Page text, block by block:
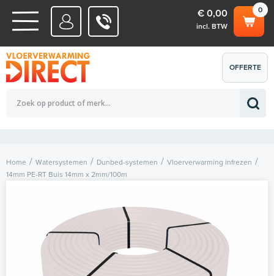
WATERSYSTEMEN
ELEKTRISCHE SYSTEMEN
0
€ 0,00
incl. BTW
Totaalbedrag (incl. BTW) € 0,00
OFFERTE
AANVRAGEN
Home Watersystemen Dunbed-systemen
Vloerverwarming infrezen
14mm PE-RT Buis 14mm x 2mm/100m